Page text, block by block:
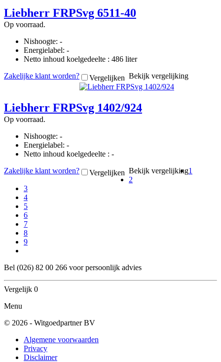
Liebherr FRPSvg 6511-40
Op voorraad.
Nishoogte: -
Energielabel: -
Netto inhoud koelgedeelte : 486 liter
Zakelijke klant worden?
Vergelijken Bekijk vergelijking
Liebherr FRPSvg 1402/924
Op voorraad.
Nishoogte: -
Energielabel: -
Netto inhoud koelgedeelte : -
Zakelijke klant worden?
Vergelijken Bekijk vergelijking1
2
3
4
5
6
7
8
9
Bel (026) 82 00 266 voor persoonlijk advies
Vergelijk 0
Menu
© 2026 - Witgoedpartner BV
Algemene voorwaarden
Privacy
Disclaimer